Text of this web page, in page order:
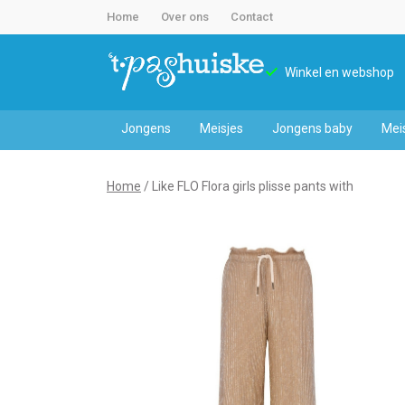
Home Over ons Contact
Winkel en webshop
Jongens Meisjes Jongens baby
Home Like FLO Flora girls plisse pants with